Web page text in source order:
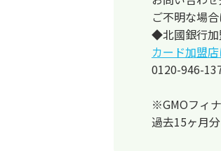
ご不明な場
◆北國銀行
カード加盟
0120-946-
※GMOフィ
過去15ヶ月